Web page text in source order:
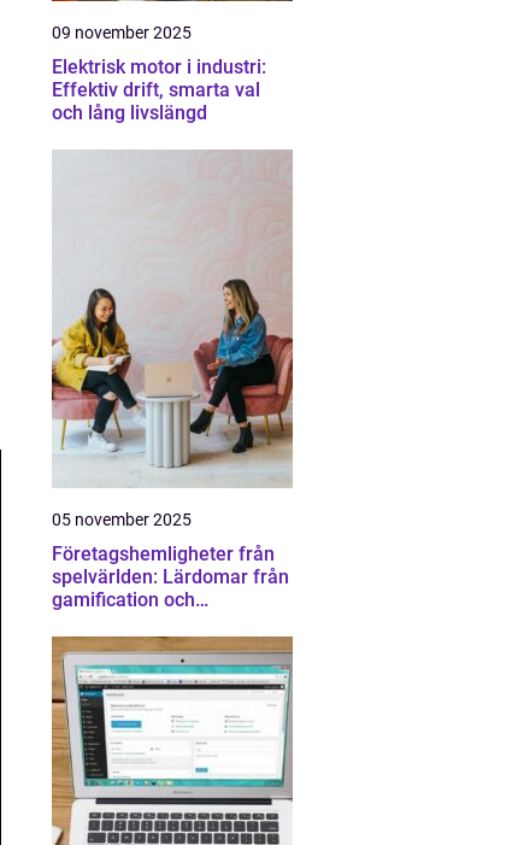
09 november 2025
Elektrisk motor i industri:
Effektiv drift, smarta val
och lång livslängd
05 november 2025
Företagshemligheter från
spelvärlden: Lärdomar från
gamification och